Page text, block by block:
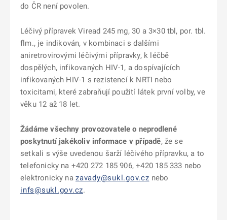
do ČR není povolen.
Léčivý přípravek Viread 245 mg, 30 a 3×30 tbl, por. tbl.
flm., je indikován, v kombinaci s dalšími
aniretrovirovými léčivými přípravky, k léčbě
dospělých, infikovaných HIV-1, a dospívajících
infikovaných HIV-1 s rezistencí k NRTI nebo
toxicitami, které zabraňují použití látek první volby, ve
věku 12 až 18 let.
Žádáme všechny provozovatele o neprodlené
poskytnutí jakékoliv informace v případě, že se
setkali s výše uvedenou šarží léčivého přípravku, a to
telefonicky na +420 272 185 906, +420 185 333 nebo
elektronicky na zavady@sukl.gov.cz nebo
infs@sukl.gov.cz.